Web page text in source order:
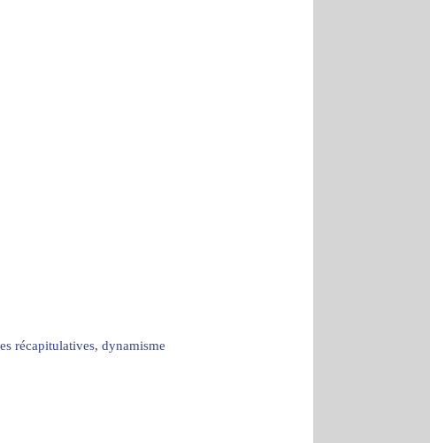
récapitulatives, dynamisme